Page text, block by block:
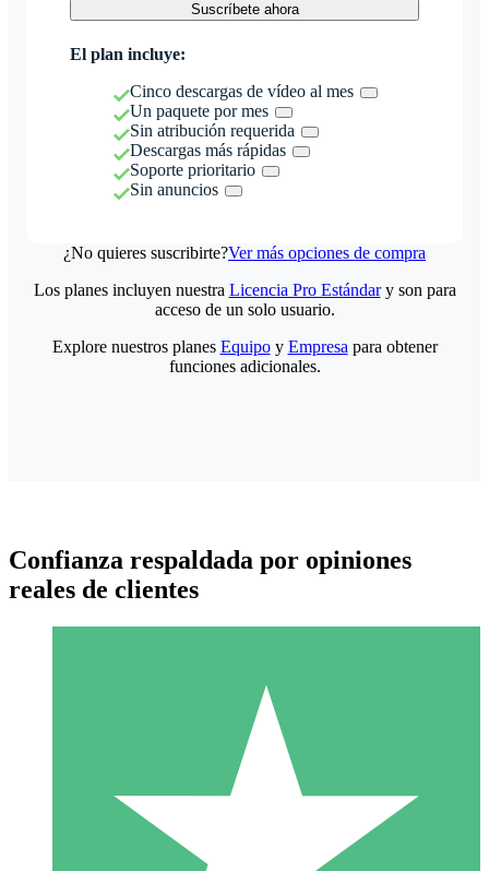
Suscríbete ahora
El plan incluye:
Cinco descargas de vídeo al mes
Un paquete por mes
Sin atribución requerida
Descargas más rápidas
Soporte prioritario
Sin anuncios
¿No quieres suscribirte?Ver más opciones de compra
Paquetes de Créditos Individuales
Paga según el uso con créditos de descarga. Sin compromiso
Los planes incluyen nuestra Licencia Pro Estándary son para
acceso de un solo usuario.
Explore nuestros planes Equipoy Empresa para obtener
funciones adicionales.
Confianza respaldada por opiniones
reales de clientes